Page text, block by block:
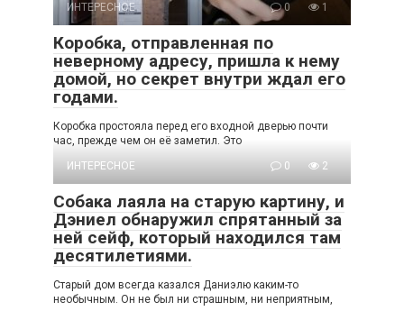
ИНТЕРЕСНОЕ 0 1
Коробка, отправленная по
неверному адресу, пришла к нему
домой, но секрет внутри ждал его
годами.
Коробка простояла перед его входной дверью почти
час, прежде чем он её заметил. Это
ИНТЕРЕСНОЕ
0 2
Собака лаяла на старую картину, и
Дэниел обнаружил спрятанный за
ней сейф, который находился там
десятилетиями.
Старый дом всегда казался Даниэлю каким-то
необычным. Он не был ни страшным, ни неприятным,